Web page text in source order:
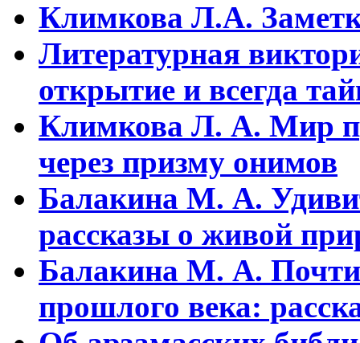
Климкова Л.А.
Литературная
открытие и всегда
Климкова Л. А. Мир
через призму онимов
Балакина М. А.
рассказы о живой
Балакина М. А. Почти
прошлого века: